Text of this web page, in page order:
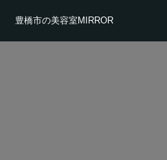
豊橋市の美容室MIRROR